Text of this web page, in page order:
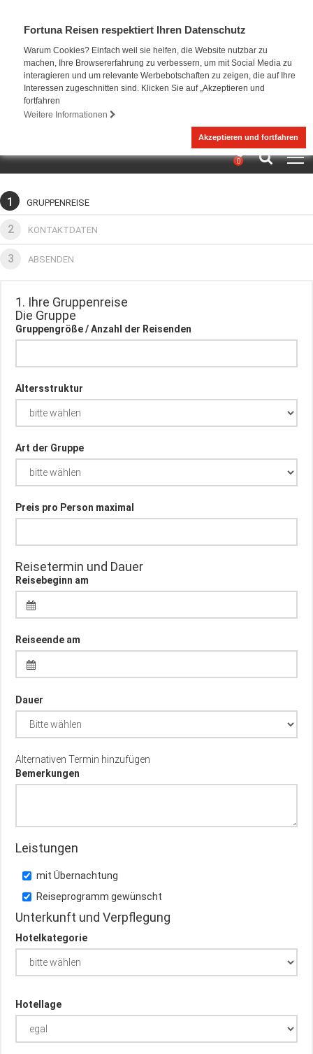
Fortuna Reisen respektiert Ihren Datenschutz
Warum Cookies? Einfach weil sie helfen, die Website nutzbar zu
machen, Ihre Browsererfahrung zu verbessern, um mit Social Media zu
interagieren und um relevante Werbebotschaften zu zeigen, die auf Ihre
Interessen zugeschnitten sind. Klicken Sie auf „Akzeptieren und
fortfahren
Weitere Informationen
Akzeptieren und fortfahren
0
1 GRUPPENREISE
2 KONTAKTDATEN
3 ABSENDEN
1. Ihre Gruppenreise
Die Gruppe
Gruppengröße / Anzahl der Reisenden
Altersstruktur
Art der Gruppe
Preis pro Person maximal
Reisetermin und Dauer
Reisebeginn am
Reiseende am
Dauer
Alternativen Termin hinzufügen
Bemerkungen
Leistungen
mit Übernachtung
Reiseprogramm gewünscht
Unterkunft und Verpflegung
Hotelkategorie
Hotellage